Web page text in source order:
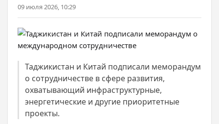
09 июля 2026, 10:29
Таджикистан и Китай подписали меморандум
о сотрудничестве в сфере развития,
охватывающий инфраструктурные,
энергетические и другие приоритетные
проекты.